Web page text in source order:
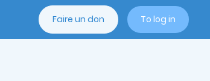
Faire un don To log in